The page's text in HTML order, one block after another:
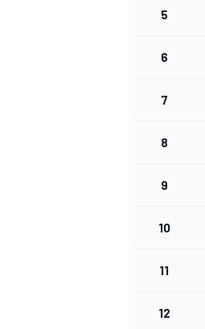
5
6
7
8
9
10
11
12